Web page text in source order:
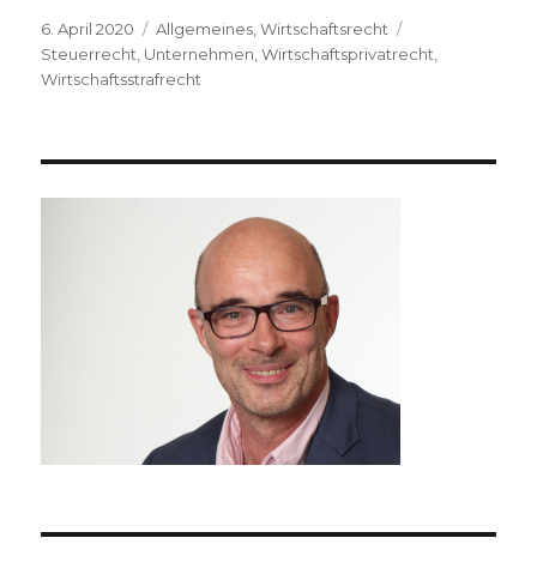
Veröffentlicht
am
6. April 2020 Kategorien
Allgemeines ,Wirtschaftsrecht
Steuerrecht Unternehmen ,Wirtschaftsprivatrecht
Wirtschaftsstrafrecht